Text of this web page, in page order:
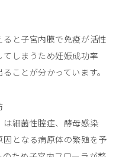
と子宮内膜で免疫が活性
しまうため妊娠成功率
ことが分かっています。
細菌性腟症、酵母感染
となる病原体の繁殖を予